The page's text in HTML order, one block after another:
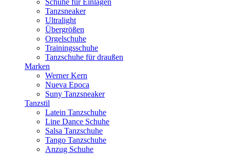
Schuhe für Einlagen
Tanzsneaker
Ultralight
Übergrößen
Orgelschuhe
Trainingsschuhe
Tanzschuhe für draußen
Marken
Werner Kern
Nueva Epoca
Suny Tanzsneaker
Tanzstil
Latein Tanzschuhe
Line Dance Schuhe
Salsa Tanzschuhe
Tango Tanzschuhe
Anzug Schuhe